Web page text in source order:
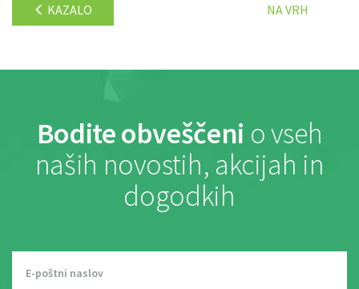
KAZALO NA VRH
Bodite obveščeni o vseh
naših novostih, akcijah in
dogodkih